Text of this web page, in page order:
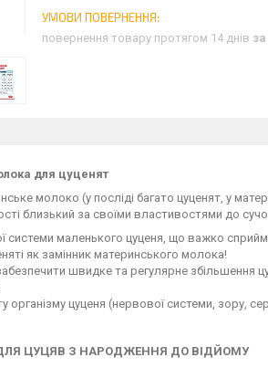
повернення товару протягом 14 днів
для цуценят
молоко (у посліді багато цуценят, у
близький за своїми властивостями до
маленького цуценя, що важко
як замінник материнського молока!
швидке та регулярне збільшення
організму цуценя (нервової системи, зору,
ЦУЦЯВ З НАРОДЖЕННЯ ДО ВІДЙОМУ